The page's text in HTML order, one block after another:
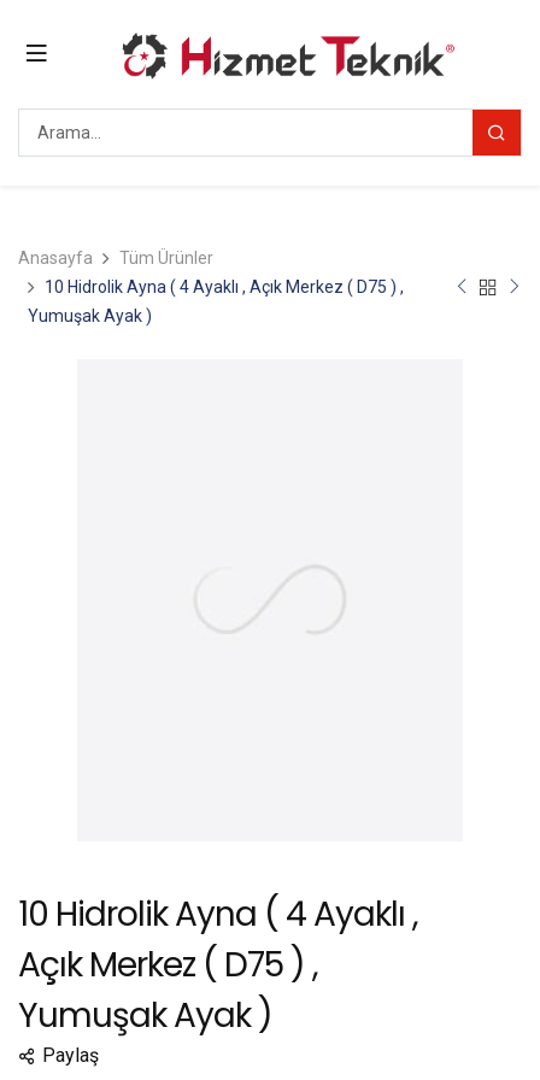
Anasayfa
Tüm Ürünler
10 Hidrolik Ayna ( 4 Ayaklı , Açık Merkez ( D75 ) ,
Yumuşak Ayak )
10 Hidrolik Ayna ( 4 Ayaklı ,
Açık Merkez ( D75 ) ,
Yumuşak Ayak )
Paylaş